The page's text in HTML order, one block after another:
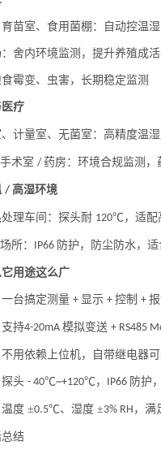
苗室、食用菌棚：自动控温
舍内环境监测，提升养殖成
霉变、虫害，长期稳定监测
疗
计量室、无菌室：高精度温
手术室 / 药房：环境合规监测，
/ 高湿环境
理车间：探头耐 120℃，适配
所： IP66 防护，防尘防水，
用途这么广
台搞定测量 + 显示 + 控制 +
持4-20mA 模拟变送 + RS485
用依赖上位机，自带继电器
头 - 40℃~+120℃， IP66 防护
度 ±0.5℃、湿度 ±3% RH ，满
结